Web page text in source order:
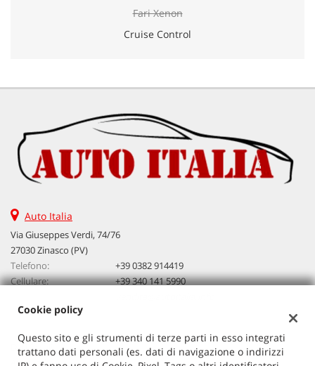
Fari Xenon
Cruise Control
Auto Italia
Via Giuseppes Verdi, 74/76
27030 Zinasco (PV)
Telefono:
+39 0382 914419
Cellulare:
+39 340 141 5990
Dati fiscali:
Auto Italia
Cookie policy
Questo sito e gli strumenti di terze parti in esso integrati
trattano dati personali (es. dati di navigazione o indirizzi